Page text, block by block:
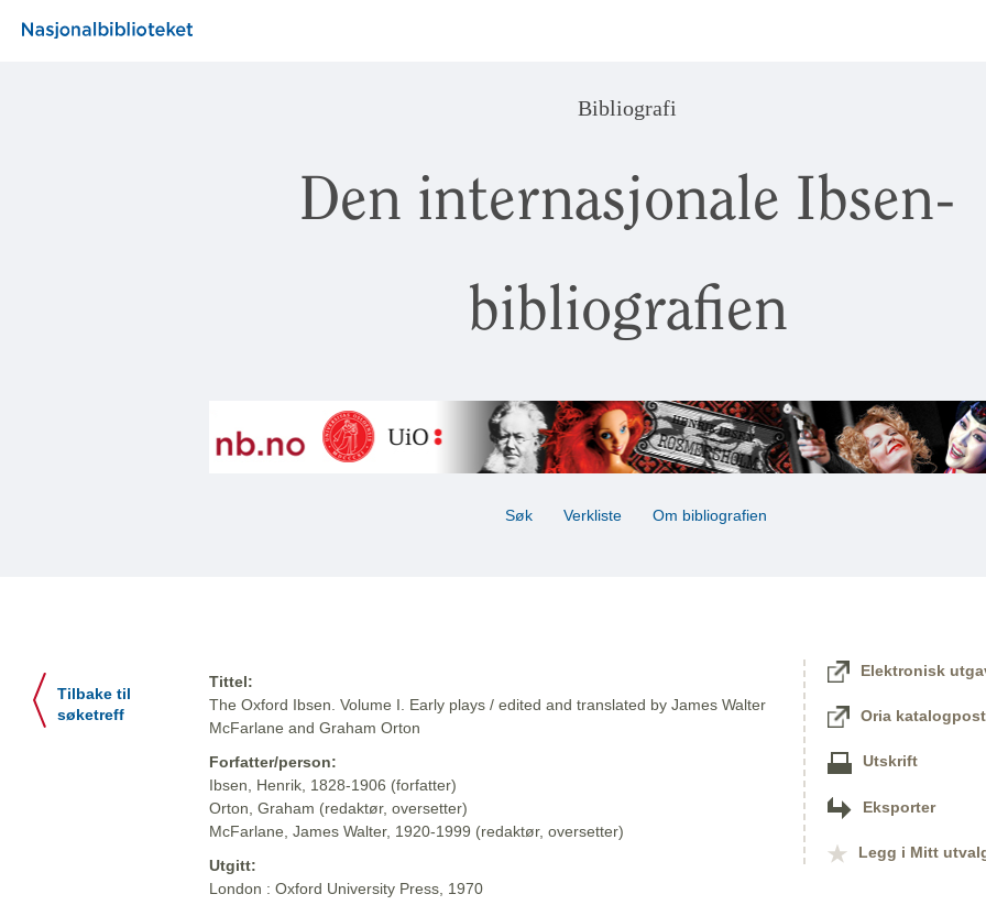
Bibliografi
Den internasjonale Ibsen-
bibliografien
Søk Verkliste Om bibliografien
Tilbake til
søketreff
Tittel:
The Oxford Ibsen. Volume I. Early plays / edited and translated by James Walter
McFarlane and Graham Orton
Forfatter/person:
Ibsen, Henrik, 1828-1906 (forfatter)
Orton, Graham (redaktør, oversetter)
McFarlane, James Walter, 1920-1999 (redaktør, oversetter)
Utgitt:
London : Oxford University Press, 1970
Elektronisk
Oria katalogpost
Utskrift
Eksporter
Legg i Mitt